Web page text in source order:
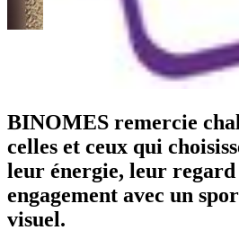
BINOMES remercie
celles et ceux qui
leur énergie, leur
engagement avec un
visuel.